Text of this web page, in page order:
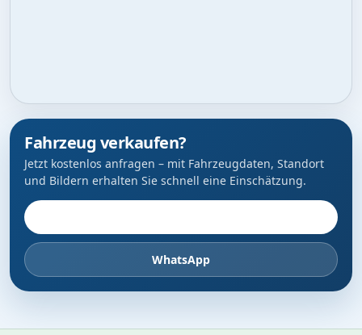
Fahrzeug verkaufen?
Jetzt kostenlos anfragen – mit Fahrzeugdaten, Standort
und Bildern erhalten Sie schnell eine Einschätzung.
WhatsApp